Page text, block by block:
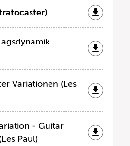
Variationen (Les
- Guitar
Paul)